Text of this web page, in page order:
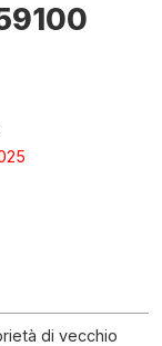
di vecchio